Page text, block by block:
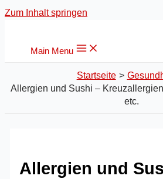
Zum Inhalt springen
Main Menu
Startseite
Allergien und Sushi –
etc.
Allergien und